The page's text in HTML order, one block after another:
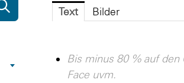
Text Bilder
Bis minus 80 % auf
Face uvm.